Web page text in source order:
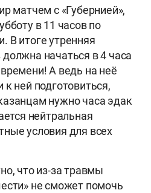
матчем с «Губернией»,
в 11 часов по
В итоге утренняя
начаться в 4 часа
А ведь на неё
ней подготовиться,
нужно часа эдак
нейтральная
условия для всех
что из-за травмы
не сможет помочь